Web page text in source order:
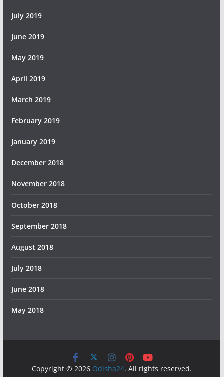
July 2019
June 2019
May 2019
April 2019
March 2019
February 2019
January 2019
December 2018
November 2018
October 2018
September 2018
August 2018
July 2018
June 2018
May 2018
Copyright © 2026 Odisha24. All rights reserved.